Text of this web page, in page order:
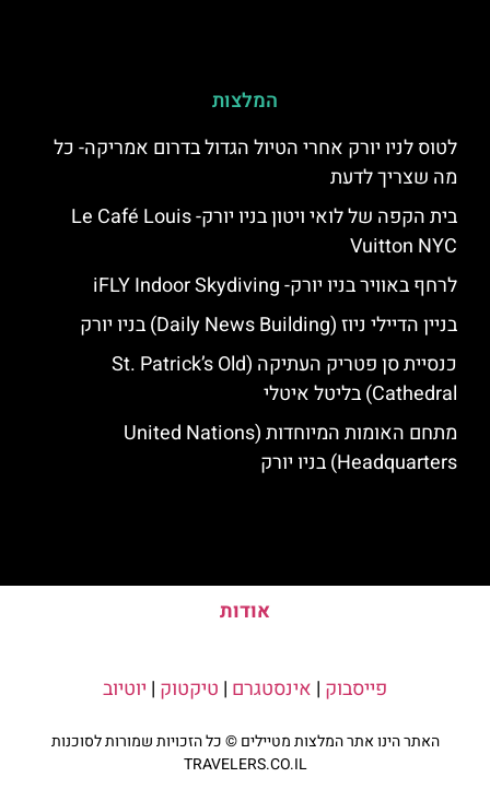
המלצות
לטוס לניו יורק אחרי הטיול הגדול בדרום אמריקה- כל
מה שצריך לדעת
בית הקפה של לואי ויטון בניו יורק- Le Café Louis
Vuitton NYC
לרחף באוויר בניו יורק- iFLY Indoor Skydiving
בניין הדיילי ניוז (Daily News Building) בניו יורק
כנסיית סן פטריק העתיקה (St. Patrick’s Old
Cathedral) בליטל איטלי
מתחם האומות המיוחדות (United Nations
Headquarters) בניו יורק
אודות
פייסבוק | אינסטגרם | טיקטוק | יוטיוב
האתר הינו אתר המלצות מטיילים © כל הזכויות שמורות לסוכנות
TRAVELERS.CO.IL